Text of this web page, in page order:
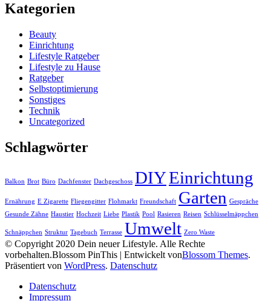
Kategorien
Beauty
Einrichtung
Lifestyle Ratgeber
Lifestyle zu Hause
Ratgeber
Selbstoptimierung
Sonstiges
Technik
Uncategorized
Schlagwörter
Balkon Brot Büro Dachfenster Dachgeschoss DIYEinrichtung
Ernährung E Zigarette Fliegengitter Flohmarkt Freundschaft Garten Gespräche
Gesunde Zähne Haustier Hochzeit Liebe Plastik Pool Rasieren Reisen Schlüsselmäppchen
Schnäppchen Struktur Tagebuch Terrasse Umwelt Zero Waste
© Copyright 2020 Dein neuer Lifestyle. Alle Rechte
vorbehalten.Blossom PinThis | Entwickelt vonBlossom Themes.
Präsentiert von WordPress. Datenschutz
Datenschutz
Impressum